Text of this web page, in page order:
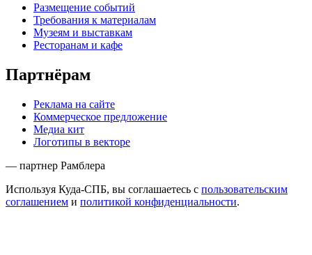
Размещение событий
Требования к материалам
Музеям и выставкам
Ресторанам и кафе
Партнёрам
Реклама на сайте
Коммерческое предложение
Медиа кит
Логотипы в векторе
— партнер Рамблера
Используя Куда-СПБ, вы соглашаетесь с пользовательским
соглашением и политикой конфиденциальности.